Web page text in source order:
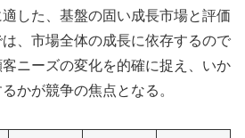
した、基盤の固い成長市場と評価
、市場全体の成長に依存するので
ニーズの変化を的確に捉え、いか
かが競争の焦点となる。